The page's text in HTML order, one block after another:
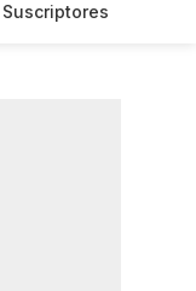
Suscriptores